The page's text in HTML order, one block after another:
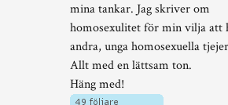
mina tankar. Jag skriver om
homosexulitet för min vilja att
andra, unga homosexuella
Allt med en lättsam ton.
Häng med!